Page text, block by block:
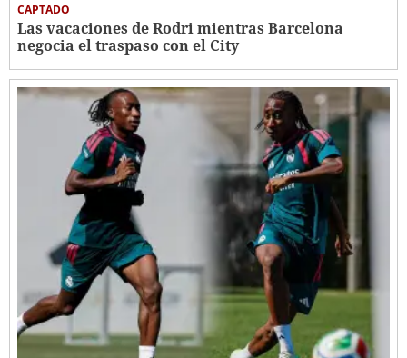
CAPTADO
Las vacaciones de Rodri mientras Barcelona
negocia el traspaso con el City